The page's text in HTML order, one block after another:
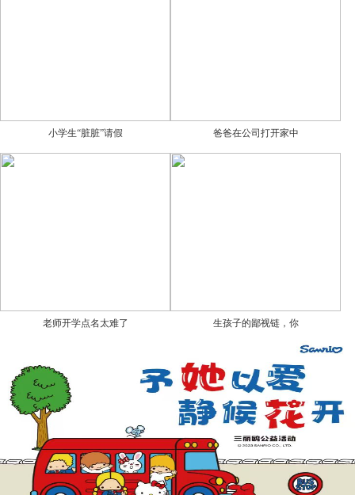
小学生“脏脏”请假 爸爸在公司打开家中
老师开学点名太难了 生孩子的鄙视链，你